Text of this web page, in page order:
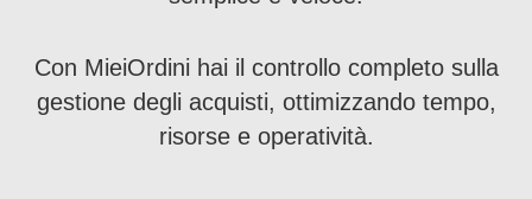
Con MieiOrdini hai il controllo completo sulla
gestione degli acquisti, ottimizzando tempo,
risorse e operatività.